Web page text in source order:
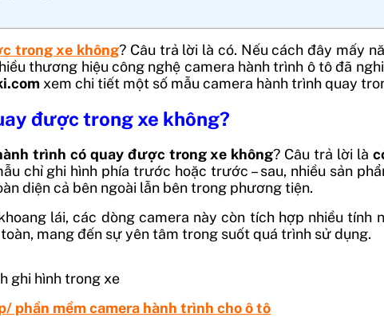
trong xe không? Câu trả lời là có. Nếu cách đây mấy
thương hiệu công nghệ camera hành trình ô tô đã
xem chi tiết một số mẫu camera hành trình quay
được trong xe không?
trình có quay được trong xe không? Câu trả lời là
chỉ ghi hình phía trước hoặc trước – sau, nhiều sản
diện cả bên ngoài lẫn bên trong phương tiện.
lái, các dòng camera này còn tích hợp nhiều tính
mang đến sự yên tâm trong suốt quá trình sử dụng.
ghi hình trong xe
phần mềm camera hành trình cho ô tô